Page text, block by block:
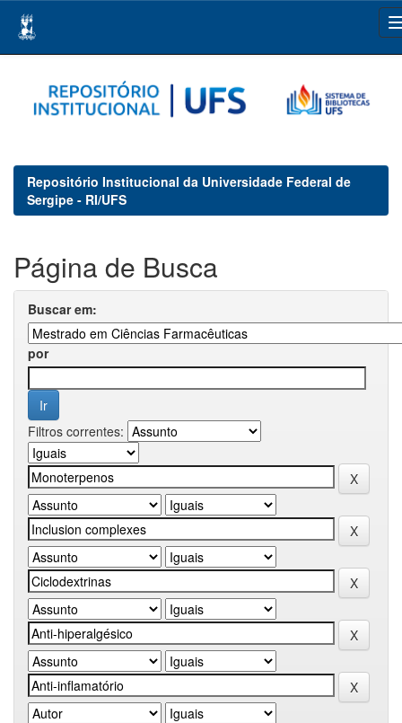
navigation
Repositório Institucional da Universidade Federal de
Sergipe - RI/UFS
Página de Busca
Buscar em:
por
Filtros correntes: